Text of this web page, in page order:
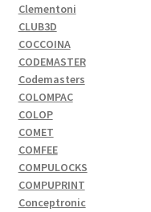
Clementoni
CLUB3D
COCCOINA
CODEMASTER
Codemasters
COLOMPAC
COLOP
COMET
COMFEE
COMPULOCKS
COMPUPRINT
Conceptronic